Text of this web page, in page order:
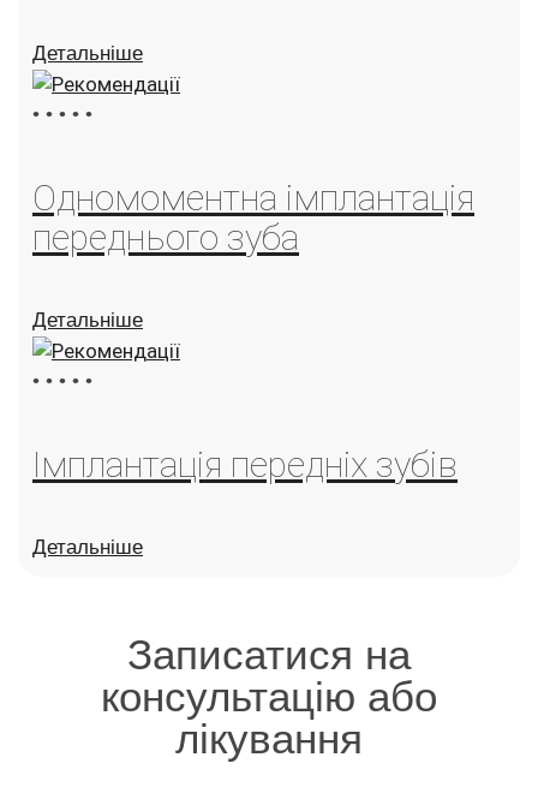
Детальніше
• • • • •
Одномоментна імплантація
переднього зуба
Детальніше
• • • • •
Імплантація передніх зубів
Детальніше
Записатися на
консультацію або
лікування